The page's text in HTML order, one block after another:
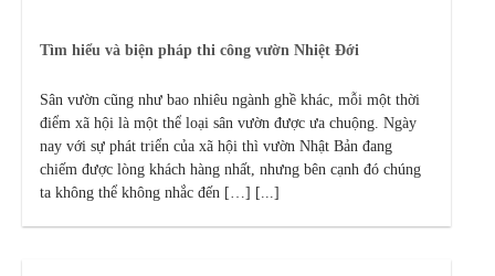
Tìm hiểu và biện pháp thi công vườn Nhiệt Đới
Sân vườn cũng như bao nhiêu ngành ghề khác, mỗi một thời
điểm xã hội là một thể loại sân vườn được ưa chuộng. Ngày
nay với sự phát triển của xã hội thì vườn Nhật Bản đang
chiếm được lòng khách hàng nhất, nhưng bên cạnh đó chúng
ta không thể không nhắc đến […] [...]